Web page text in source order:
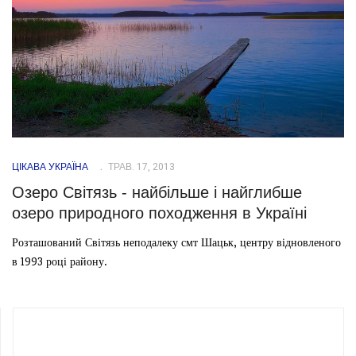
ЦІКАВА УКРАЇНА ТРАВ. 17, 2013
Озеро Світязь - найбільше і найглибше
озеро природного походження в Україні
Розташований Світязь неподалеку смт Шацьк, центру відновленого
в 1993 році району.